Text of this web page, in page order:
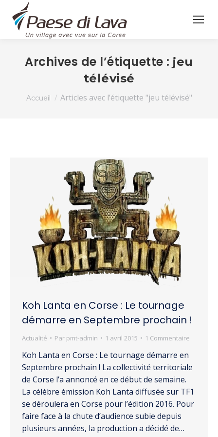
Archives de l’étiquette : jeu
télévisé
Vous êtes ici :
Accueil Articles avec l’étiquette "jeu télévisé"
Koh Lanta en Corse : Le tournage
démarre en Septembre prochain !
Actualité Par pmt-admin 1 avril 2015 1 Commentaire
Koh Lanta en Corse : Le tournage démarre en
Septembre prochain ! La collectivité territoriale
de Corse l’a annoncé en ce début de semaine.
La célèbre émission Koh Lanta diffusée sur TF1
se déroulera en Corse pour l’édition 2016. Pour
faire face à la chute d’audience subie depuis
plusieurs années, la production a décidé de…